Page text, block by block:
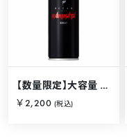
【数量限定】大容量 バリカタスプレー 280g
￥2,200 (税込)